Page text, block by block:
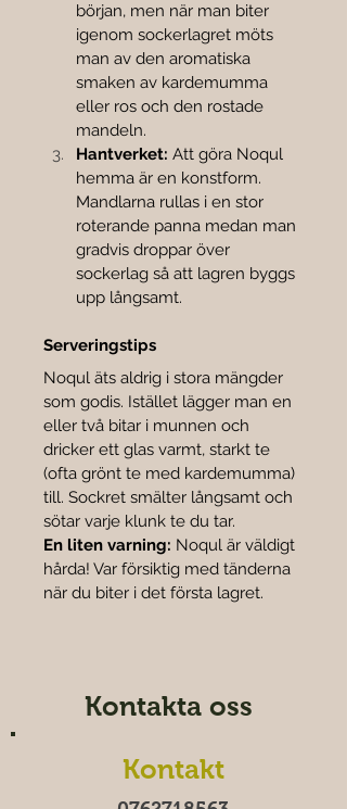
början, men när man biter
igenom sockerlagret möts
man av den aromatiska
smaken av kardemumma
eller ros och den rostade
mandeln.
Hantverket: Att göra Noqul
hemma är en konstform.
Mandlarna rullas i en stor
roterande panna medan man
gradvis droppar över
sockerlag så att lagren byggs
upp långsamt.
Serveringstips
Noqul äts aldrig i stora mängder
som godis. Istället lägger man en
eller två bitar i munnen och
dricker ett glas varmt, starkt te
(ofta grönt te med kardemumma)
till. Sockret smälter långsamt och
sötar varje klunk te du tar.
En liten varning: Noqul är väldigt
hårda! Var försiktig med tänderna
när du biter i det första lagret.
Kontakta oss
Kontakt